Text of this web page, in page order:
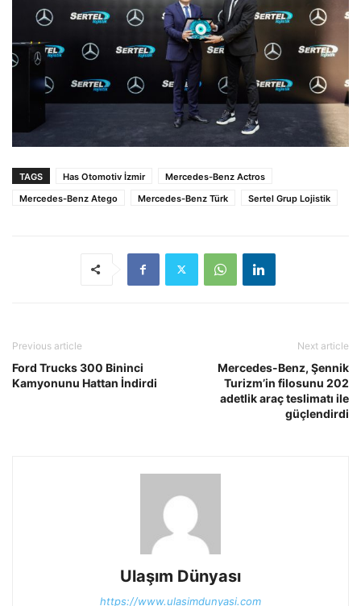
TAGS Has Otomotiv İzmir
Mercedes-Benz Actros
Mercedes-Benz Atego
Mercedes-Benz Türk Sertel Grup Lojistik
Previous article
Ford Trucks 300 Bininci
Kamyonunu Hattan İndirdi
Next article
Mercedes-Benz, Şennik
Turizm’in filosunu 202
adetlik araç teslimatı ile
güçlendirdi
Ulaşım Dünyası
https://www.ulasimdunyasi.com